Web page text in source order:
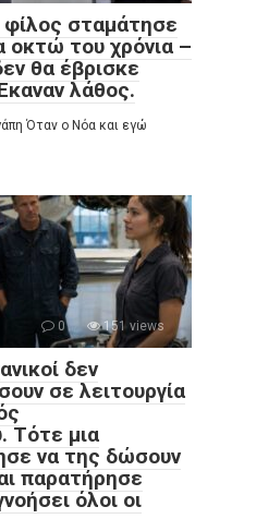
σταμάτησε
οκτώ του χρόνια –
θα έβρισκε
λάθος.
Όταν ο Νόα και εγώ
0 151 views
δεν
σε λειτουργία
Τότε μια
να της δώσουν
παρατήρησε
όλοι οι